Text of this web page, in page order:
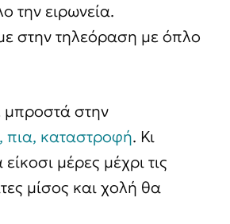
την ειρωνεία.
στην τηλεόραση με όπλο
στην
πια, καταστροφή. Κι
μέρες μέχρι τις
μίσος και χολή θα